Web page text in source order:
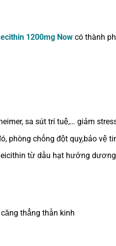
1200mg Now có thành
sa sút trí tuệ,… giảm
phòng chống đột quỵ,bảo vệ
từ dầu hạt hướng
thẳng thần kinh